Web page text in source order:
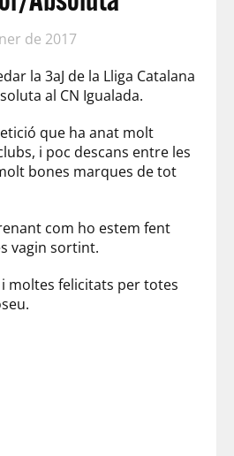
de 2017
la 3aJ de la Lliga Catalana
al CN Igualada.
que ha anat molt
i poc descans entre les
bones marques de tot
com ho estem fent
vagin sortint.
moltes felicitats per totes